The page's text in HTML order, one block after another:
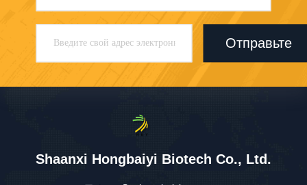
Отправьте
Shaanxi Hongbaiyi Biotech Co., Ltd.